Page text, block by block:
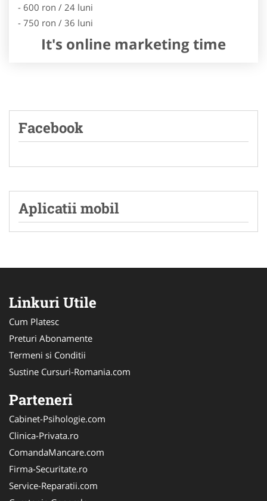
- 600 ron / 24 luni
- 750 ron / 36 luni
It's online marketing time
Facebook
Aplicatii mobil
Linkuri Utile
Cum Platesc
Preturi Abonamente
Termeni si Conditii
Sustine Cursuri-Romania.com
Parteneri
Cabinet-Psihologie.com
Clinica-Privata.ro
ComandaMancare.com
Firma-Securitate.ro
Service-Reparatii.com